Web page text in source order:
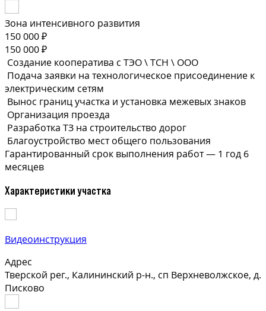
Зона интенсивного развития
150 000 ₽
150 000 ₽
Создание кооператива с ТЭО \ ТСН \ ООО
Подача заявки на технологическое присоединение к
электрическим сетям
Вынос границ участка и установка межевых знаков
Организация проезда
Разработка ТЗ на строительство дорог
Благоустройство мест общего пользования
Гарантированный срок выполнения работ — 1 год 6
месяцев
Характеристики участка
Видеоинструкция
Адрес
Тверской рег., Калининский р-н., сп Верхневолжское, д.
Писково